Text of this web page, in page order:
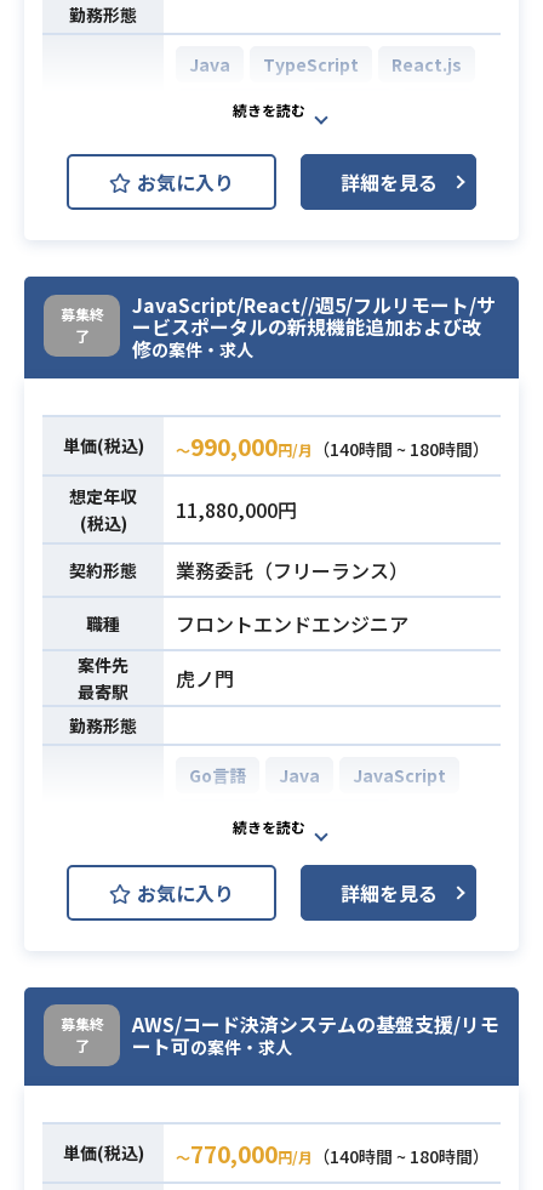
新規事業のため少数精鋭の組織では
ありますが、裁量を持って適切な技
術選定や導入にも携わって頂きたい
と考えております。
具体的には下記を想定しておりま
す。
のは厳しい
・設計（データ・モジュール構成）
～テスト・運用保守までの一連経験
必須スキル
・スクラムマスターの経験
・要件定義～運用保守まで一連の開
勤務形態
開発環境
Java TypeScript
React.js
Spring Boot
AWS ECS
AWS RDS (Amazon RDS)
JIRA
Slack
Terraform
Confluence
Next.js
業務内容
複数サービスから利用されるIDや決
済、パーソナライズなどの共通基盤
を開発するチームのリードエンジニ
アを担当いただきます。
PdMはじめとする社員をサポートし
推進に貢献していただきます。
・システム要件、アーキテクチャ、
基本設計を開発者へ説明し、不明点
を解消する
・開発者からの詳細設計レビュー、
コードレビューを行い、開発者に修
正してもらう
・改善点の提案、チーム内のナレッ
必須スキル
・テックリードの経験がある方
・プロダクトのPRD策定
業務要件を上流（PdM）からヒ
成～PdMの承認）
開発者へのシステム要件説明
・開発者作成プログラムのコードレ
ビュー
お気に入り 詳細を見る
募集終
了
JavaScript/React//週5/フルリモート/サ
ービスポータルの新規機能追加および改
修の案件・求人
単価(税込) 〜990,000円/月
（140時間 ~ 180時間）
想定年収
(税込)
11,880,000円
契約形態 業務委託（フリーランス）
職種 フロントエンドエンジニア
案件先
最寄駅
虎ノ門
勤務形態
開発環境
Go言語 Java
JavaScript
Python
TypeScript
React.js
Spring Boot
AWS ECS
AWS Lambda
AWS S3
AWS VPC
Docker
GitHub
Google Analytics
スクラムチームでのアジャイル開発
で以下を対応いただきます。
・社内API基盤の利用/管理/運用を簡
単にするサービスポータルの新規機
お気に入り 詳細を見る
募集終
了
AWS/コード決済システムの基盤支援/リモ
ート可の案件・求人
単価(税込) 〜770,000円/月 （140時間 ~ 180時間）